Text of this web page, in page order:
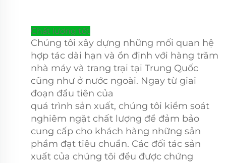
Chất lượng tốt
Chúng tôi xây dựng những mối quan hệ
hợp tác dài hạn và ổn định với hàng trăm
nhà máy và trang trại tại Trung Quốc
cũng như ở nước ngoài. Ngay từ giai
đoạn đầu tiên của
quá trình sản xuất, chúng tôi kiểm soát
nghiêm ngặt chất lượng để đảm bảo
cung cấp cho khách hàng những sản
phẩm đạt tiêu chuẩn. Các đối tác sản
xuất của chúng tôi đều được chứng